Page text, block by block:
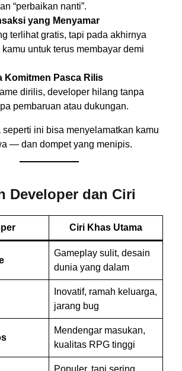
“perbaikan nanti”.
yang Menyamar
terlihat gratis, tapi pada akhirnya
kamu untuk terus membayar demi
Komitmen Pasca Rilis
dirilis, developer hilang tanpa
pembaruan atau dukungan.
seperti ini bisa menyelamatkan kamu
— dan dompet yang menipis.
Developer dan Ciri
Ciri Khas Utama
Gameplay sulit, desain
dunia yang dalam
Inovatif, ramah keluarga,
jarang bug
Mendengar masukan,
kualitas RPG tinggi